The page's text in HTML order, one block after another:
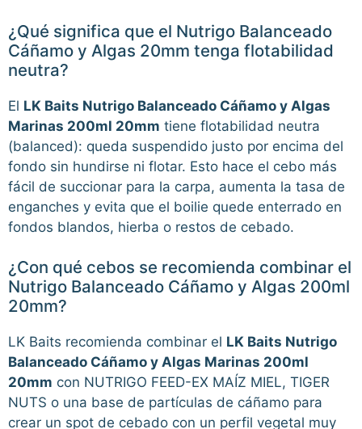
¿Qué significa que el Nutrigo Balanceado
Cáñamo y Algas 20mm tenga flotabilidad
neutra?
El LK Baits Nutrigo Balanceado Cáñamo y Algas
Marinas 200ml 20mm tiene flotabilidad neutra
(balanced): queda suspendido justo por encima del
fondo sin hundirse ni flotar. Esto hace el cebo más
fácil de succionar para la carpa, aumenta la tasa de
enganches y evita que el boilie quede enterrado en
fondos blandos, hierba o restos de cebado.
¿Con qué cebos se recomienda combinar el
Nutrigo Balanceado Cáñamo y Algas 200ml
20mm?
LK Baits recomienda combinar el LK Baits Nutrigo
Balanceado Cáñamo y Algas Marinas 200ml
20mm con NUTRIGO FEED-EX MAÍZ MIEL, TIGER
NUTS o una base de partículas de cáñamo para
crear un spot de cebado con un perfil vegetal muy